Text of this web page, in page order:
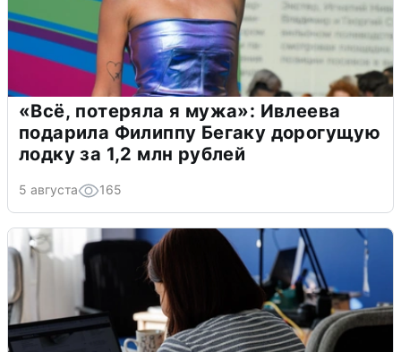
«Всё, потеряла я мужа»: Ивлеева
подарила Филиппу Бегаку дорогущую
лодку за 1,2 млн рублей
5 августа 165